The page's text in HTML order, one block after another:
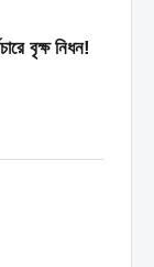
বৃক্ষ নিধন!